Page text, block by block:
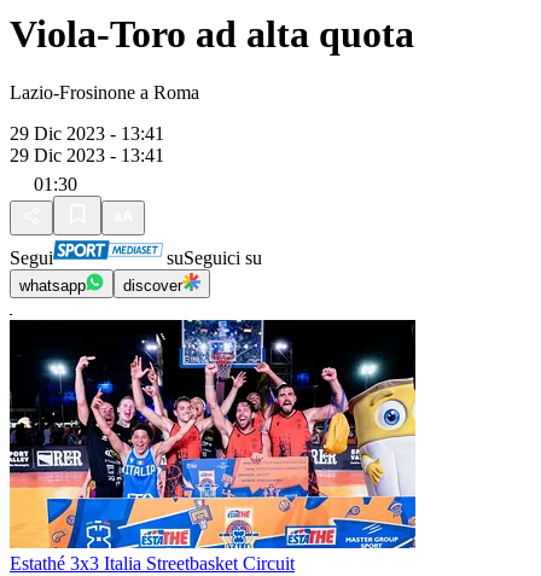
Viola-Toro ad alta quota
Lazio-Frosinone a Roma
29 Dic 2023 - 13:41
29 Dic 2023 - 13:41
01:30
Segui suSeguici su
whatsapp discover
Estathé 3x3 Italia Streetbasket Circuit